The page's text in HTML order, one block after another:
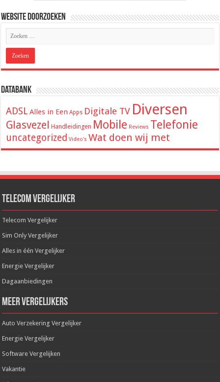
Website Doorzoeken
Databank
ADSL Alles in Een Apps Digitale TV Diversen
Glasvezel Handleidingen Mobile Reviews Telefonie
uncategorized Video's Wat doen wij met
Telecom Vergelijker
Telecom Vergelijker
Sim Only Vergelijker
Alles in één Vergelijker
Energie Vergelijker
Dagaanbiedingen
Meer Vergelijkers
Auto Verzekering Vergelijker
Energie Vergelijker
Software Vergelijken
Vakantie